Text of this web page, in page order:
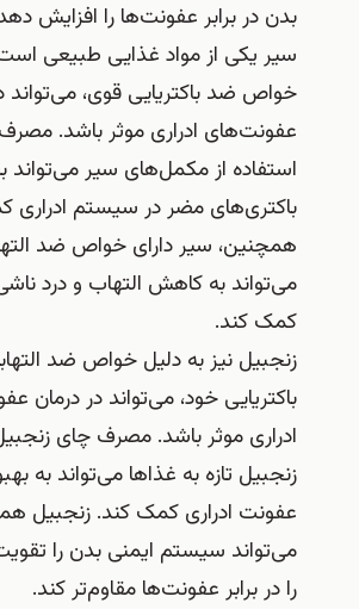
بدن در برابر عفونت‌ها را افزایش
سیر یکی از مواد غذایی طبیعی
خواص ضد باکتریایی قوی، می‌تواند
عفونت‌های ادراری موثر باشد. مصرف
استفاده از مکمل‌های سیر
باکتری‌های مضر در سیستم ادراری
همچنین، سیر دارای خواص ضد
می‌تواند به کاهش التهاب و درد
کمک کند.
زنجبیل نیز به دلیل خواص ضد
باکتریایی خود، می‌تواند در درمان
ادراری موثر باشد. مصرف چای
زنجبیل تازه به غذاها می‌تواند به
عفونت ادراری کمک کند. زنجبیل
می‌تواند سیستم ایمنی بدن را
را در برابر عفونت‌ها مقاوم‌تر کند.